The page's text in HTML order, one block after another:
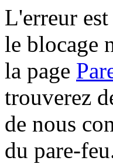
L'erreur
le blocage
la page
trouverez
de nous
du pare-